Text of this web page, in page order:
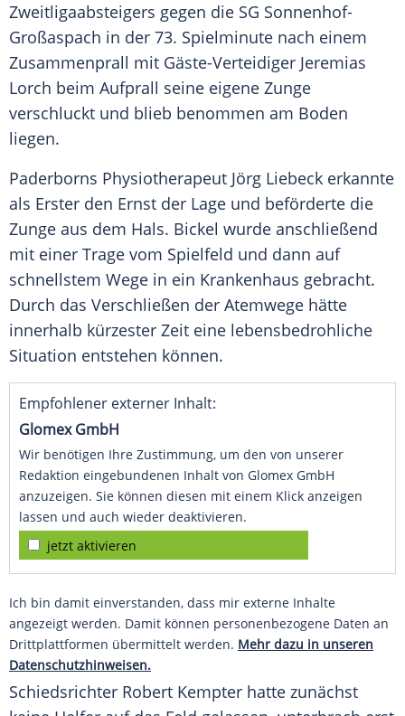
Zweitligaabsteigers gegen die SG Sonnenhof-
Großaspach in der 73. Spielminute nach einem
Zusammenprall mit Gäste-Verteidiger Jeremias
Lorch beim Aufprall seine eigene Zunge
verschluckt und blieb benommen am Boden
liegen.
Paderborns Physiotherapeut Jörg Liebeck erkannte
als Erster den Ernst der Lage und beförderte die
Zunge aus dem Hals. Bickel wurde anschließend
mit einer Trage vom Spielfeld und dann auf
schnellstem Wege in ein Krankenhaus gebracht.
Durch das Verschließen der Atemwege hätte
innerhalb kürzester Zeit eine lebensbedrohliche
Situation entstehen können.
Empfohlener externer Inhalt:
Glomex GmbH
Wir benötigen Ihre Zustimmung, um den von unserer
Redaktion eingebundenen Inhalt von Glomex GmbH
anzuzeigen. Sie können diesen mit einem Klick anzeigen
lassen und auch wieder deaktivieren.
jetzt aktivieren
Ich bin damit einverstanden, dass mir externe Inhalte
angezeigt werden. Damit können personenbezogene Daten an
Drittplattformen übermittelt werden. Mehr dazu in unseren
Datenschutzhinweisen.
Schiedsrichter Robert Kempter hatte zunächst